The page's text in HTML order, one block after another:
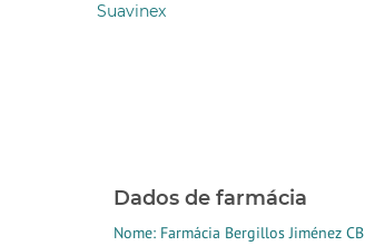
Suavinex
Dados de farmácia
Nome: Farmácia Bergillos Jiménez CB